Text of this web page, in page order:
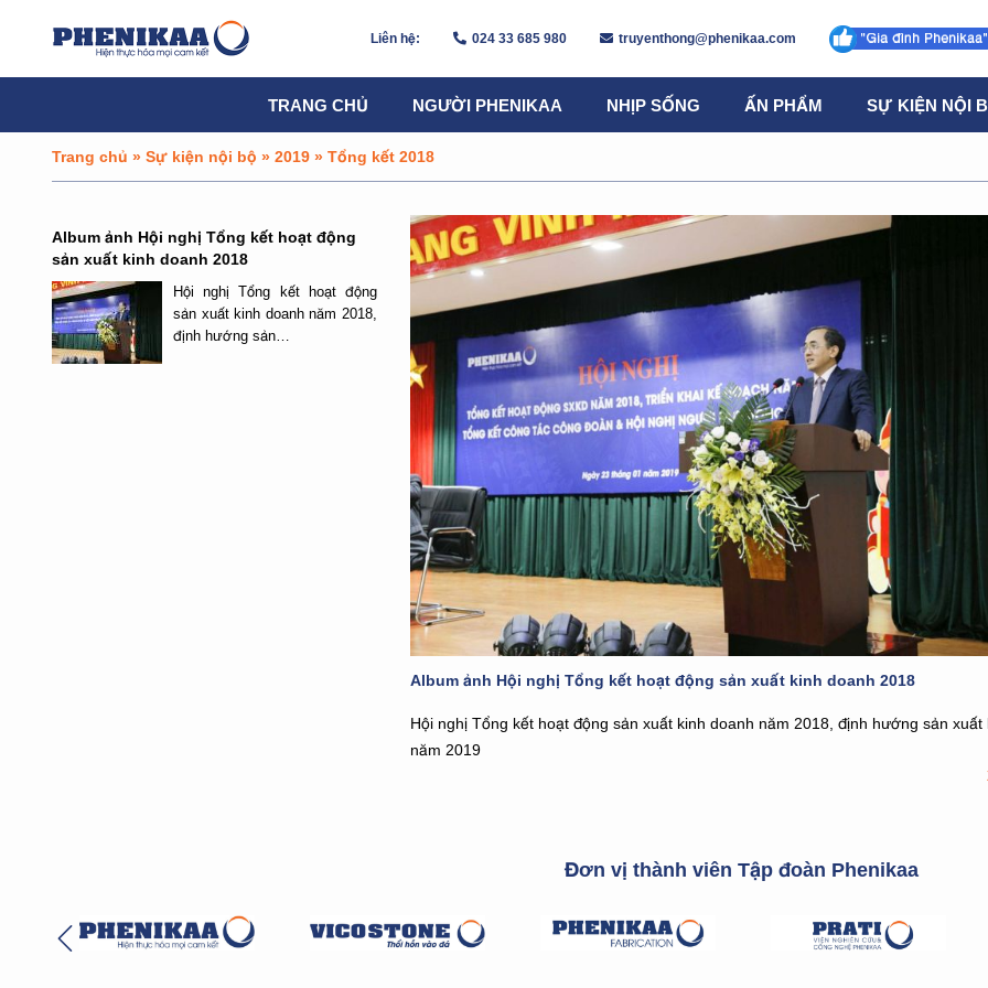
Liên hệ: 024 33 685 980 truyenthong@phenikaa.com
TRANG CHỦ NGƯỜI PHENIKAA NHỊP SỐNG ẤN PHẨM SỰ KIỆN NỘI
Trang chủ » Sự kiện nội bộ » 2019 » Tổng kết 2018
Album ảnh Hội nghị Tổng kết hoạt động
sản xuất kinh doanh 2018
Hội nghị Tổng kết hoạt động
sản xuất kinh doanh năm 2018,
định hướng sản…
Album ảnh Hội nghị Tổng kết hoạt động sản xuất kinh doanh 2018
Hội nghị Tổng kết hoạt động sản xuất kinh doanh năm 2018, định hướng sản xuất
năm 2019
Đơn vị thành viên Tập đoàn Phenikaa